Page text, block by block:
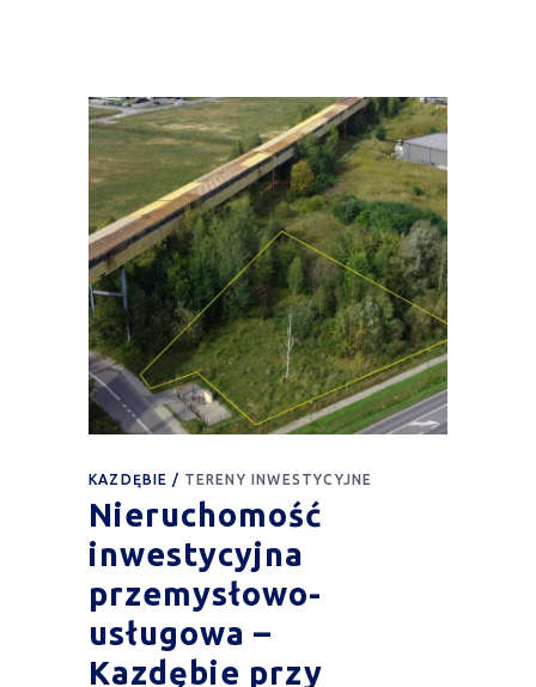
KAZDĘBIE TERENY INWESTYCYJNE
Nieruchomość
inwestycyjna
przemysłowo-
usługowa –
Kazdębie przy